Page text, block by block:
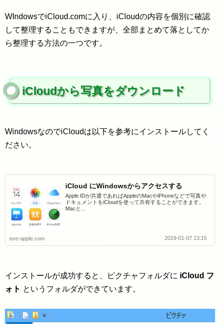
WIndowsでiCloud.comに入り、iCloudの内容を個別に確認
して整理することもできますが、全部まとめて落としてか
ら整理する方法の一つです。
iCloudから写真をダウンロード
WindowsなのでiCloudは以下を参考にインストールしてく
ださい。
iCloud にWindowsからアクセスする
Apple IDが共通であればAppleのMacやiPhoneなどで写真や
ドキュメントをiCloudを使って共有することができます。
Macと...
eve-apple.com 2019-01-07 13:15
インストールが成功すると、ピクチャフォルダに iCloud フ
ォト というフォルダができています。